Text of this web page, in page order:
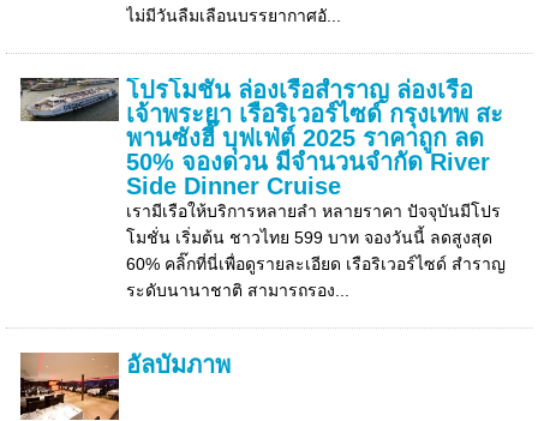
ไม่มีวันลืมเลือนบรรยากาศอั...
โปรโมชั่น ล่องเรือสำราญ ล่องเรือ
เจ้าพระยา เรือริเวอร์ไซด์ กรุงเทพ สะ
พานซังฮี๊ บุฟเฟ่ต์ 2025 ราคาถูก ลด
50% จองด่วน มีจำนวนจำกัด River
Side Dinner Cruise
เรามีเรือให้บริการหลายลำ หลายราคา ปัจจุบันมีโปร
โมชั่น เริ่มต้น ชาวไทย 599 บาท จองวันนี้ ลดสูงสุด
60% คลิ๊กที่นี่เพื่อดูรายละเอียด เรือริเวอร์ไซด์ สำราญ
ระดับนานาชาติ สามารถรอง...
อัลบั้มภาพ